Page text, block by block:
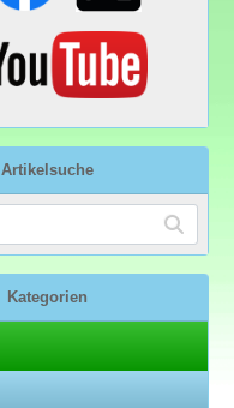
Artikelsuche
Kategorien